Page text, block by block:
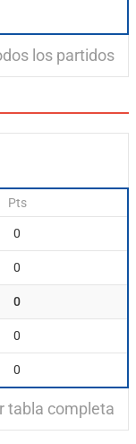
los partidos
Pts
0
0
0
0
0
tabla completa